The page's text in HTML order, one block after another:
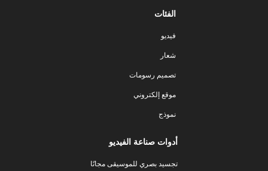
الفئات
فيديو
شعار
تصميم رسومات
موقع إلكتروني
نموذج
أدوات صناعة الفيديو
تجسيد بصري للموسيقى مجانًا